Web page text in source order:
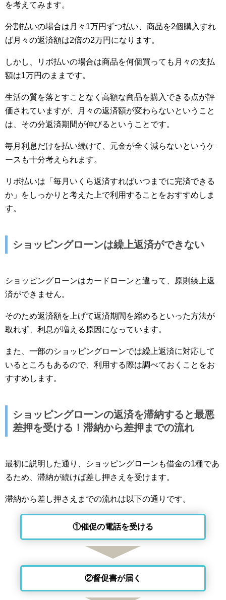
を考えてみます。
分割払いの場合は月々1万円ずつ払い、商品を2個購入すれ
ば月々の返済額は2倍の2万円になります。
しかし、リボ払いの場合は商品を何個買っても月々の支払
額は1万円のままです。
生活の質を落とすことなく高額な商品を購入できる点が評
価されていますが、月々の返済額が変わらないということ
は、その分返済期間が伸びるということです。
毎月利息だけを払い続けて、元金が全く減らないというケ
ースも十分考えられます。
リボ払いは「毎月いくら返済すればいつまでに完済できる
か」をしっかりと考えた上で利用することをおすすめしま
す。
ショッピングローンは繰上返済ができない
ショッピングローンはカードローンと違って、原則繰上返
済ができません。
そのため返済額を上げて返済期間を縮めるといった方法が
取れず、利息が増える原因になっています。
また、一部のショッピングローンでは繰上返済に対応して
いるところもあるので、利用する際は調べておくことをお
すすめします。
ショッピングローンの返済を滞納すると最悪
差押を受ける！滞納から差押までの流れ
最初に説明した通り、ショッピングローンも借金の1種であ
るため、滞納が続けば差し押さえを受けます。
滞納から差し押さえまでの流れは以下の通りです。
①催促の電話を受ける
②督促書が届く